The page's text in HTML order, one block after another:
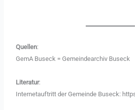
Quellen:
GemA Buseck = Gemeindearchiv Buseck
Literatur:
Internetauftritt der Gemeinde Buseck: